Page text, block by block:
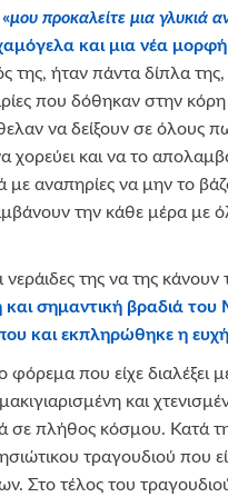
«μου προκαλείτε μια γλυκιά
και μια νέα μορφή
της, ήταν πάντα δίπλα
που δόθηκαν στην
να δείξουν σε όλους
χορεύει και να το
με αναπηρίες να μην το
την κάθε μέρα με
της να της κάνουν
και σημαντική βραδιά
και εκπληρώθηκε η
που είχε διαλέξει
και
σε πλήθος κόσμου. Κατά τη
τραγουδιού που
Στο τέλος του